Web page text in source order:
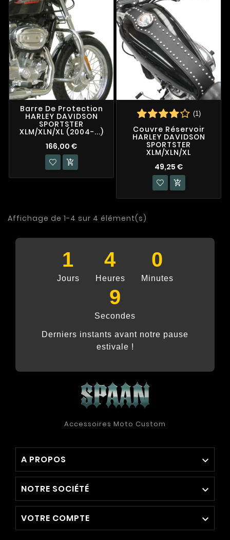
Barre De Protection
HARLEY DAVIDSON
SPORTSTER
XLM/XLN/XL (2004-...)
166,00 €

(1)
Couvre Réservoir
HARLEY DAVIDSON
SPORTSTER
XLM/XLN/XL
49,25 €

Affichage de 1-4 sur 4 élément(s)
1
Jours
4
Heures
0
Minutes
9
Secondes
Derniers instants avant notre pause
estivale !
Accessoires Moto Custom
A PROPOS 
NOTRE SOCIÉTÉ 
VOTRE COMPTE 